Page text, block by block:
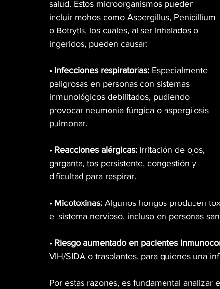
MÚSICA PET PAWS CINEMA TWIST
VETERANOS DISPENSARIO MR. SENS
salud. Estos microorganismos pueden
incluir mohos como Aspergillus, Penicillium
o Botrytis, los cuales, al ser inhalados o
ingeridos, pueden causar:
• Infecciones respiratorias: Especialmente
peligrosas en personas con sistemas
inmunológicos debilitados, pudiendo
provocar neumonía fúngica o aspergilosis
pulmonar.
• Reacciones alérgicas: Irritación de ojos,
garganta, tos persistente, congestión y
dificultad para respirar.
• Micotoxinas: Algunos hongos producen
el sistema nervioso, incluso en personas
• Riesgo aumentado en pacientes
VIH/SIDA o trasplantes, para quienes una
Por estas razones, es fundamental